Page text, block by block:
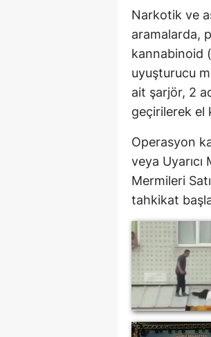
Narkotik ve
aramalarda,
kannabinoid
uyuşturucu
ait şarjör, 2
geçirilerek el
Operasyon
veya
Mermileri
tahkikat